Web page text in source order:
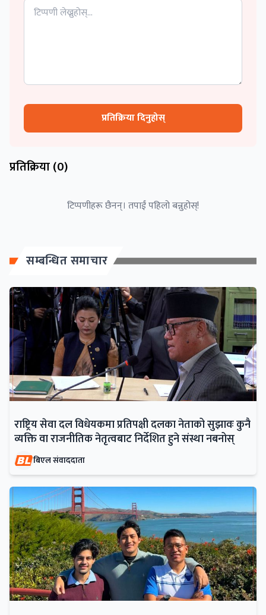
प्रतिक्रिया दिनुहोस्
प्रतिक्रिया (0)
टिप्पणीहरू छैनन्। तपाईं पहिलो बन्नुहोस्!
सम्बन्धित समाचार
राष्ट्रिय सेवा दल विधेयकमा प्रतिपक्षी दलका नेताको सुझावः कुनै
व्यक्ति वा राजनीतिक नेतृत्वबाट निर्देशित हुने संस्था नबनोस्
बिएल संवाददाता